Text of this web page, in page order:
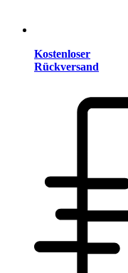
Kostenloser
Rückversand